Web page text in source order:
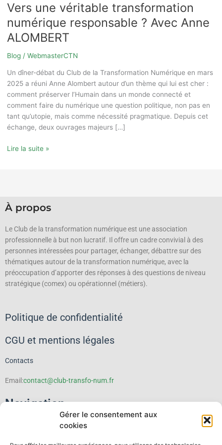
Gérer le consentement aux
cookies
Vers une véritable transformation
numérique responsable ? Avec Anne
ALOMBERT
Blog/ WebmasterCTN
Un dîner-débat du Club de la Transformation Numérique en mars
2025 a réuni Anne Alombert autour d’un thème qui lui est cher :
comment préserver l’Humain dans un monde connecté et
comment faire du numérique une question politique, non pas en
tant qu’utopie, mais comme nécessité pragmatique. Depuis cet
échange, deux ouvrages majeurs […]
Lire la suite »
À propos
Le Club de la transformation numérique est une association
professionnelle à but non lucratif. Il offre un cadre convivial à des
personnes intéressées pour partager, échanger, débattre sur des
thématiques autour de la transformation numérique, avec la
préoccupation d’apporter des réponses à des questions de niveau
stratégique (comex) ou opérationnel (métiers).
Politique de confidentialité
CGU et mentions légales
Contacts
Email:contact@club-transfo-num.fr
Navigation